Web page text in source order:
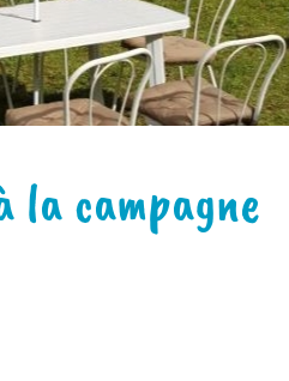
la campagne